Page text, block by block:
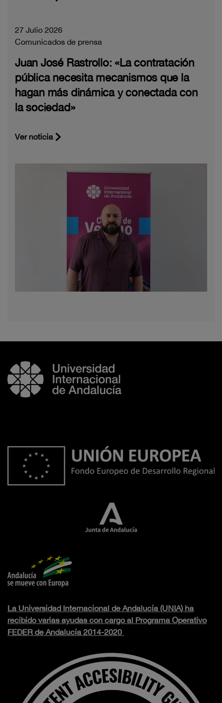
27 Julio 2026
Comunicados de prensa
Juan José Rastrollo: «La contratación
pública necesita mecanismos que la
hagan más dinámica y conectada con
la sociedad»
Ver noticia
La Universidad Internacional de Andalucía (UNIA) ha
recibido varias ayudas con cargo al Programa Operativo
FEDER de Andalucía 2014-2020